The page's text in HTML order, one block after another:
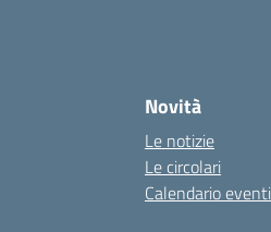
Novità
Le notizie
Le circolari
Calendario eventi